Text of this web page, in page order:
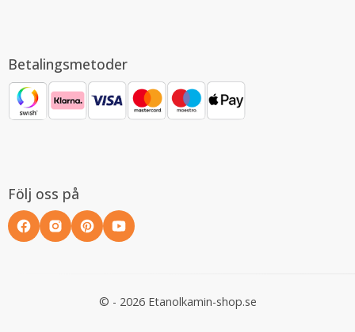
Betalingsmetoder
Följ oss på
© - 2026 Etanolkamin-shop.se